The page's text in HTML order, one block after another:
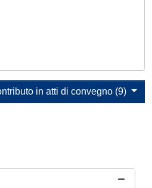
in atti di convegno (9)